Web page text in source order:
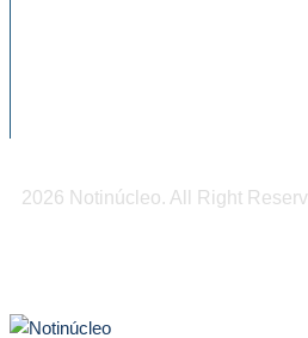
2026 Notinúcleo. All Right